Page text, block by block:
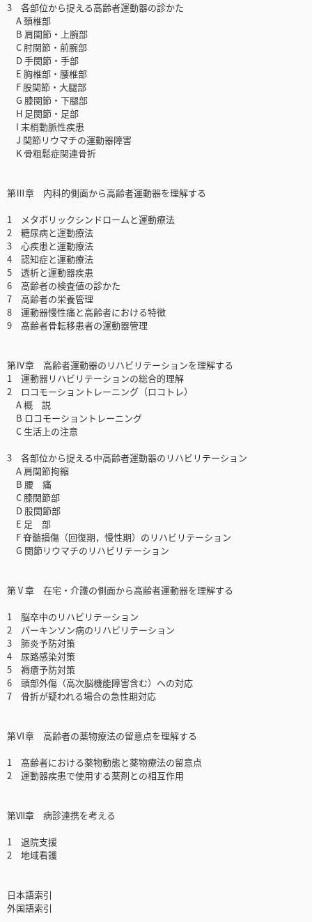
3 各部位から捉える高齢者運動器の診かた
A 頚椎部
B 肩関節・上腕部
C 肘関節・前腕部
D 手関節・手部
E 胸椎部・腰椎部
F 股関節・大腿部
G 膝関節・下腿部
H 足関節・足部
I 末梢動脈性疾患
J 関節リウマチの運動器障害
K 骨粗鬆症関連骨折
第Ⅲ章 内科的側面から高齢者運動器を理解する
1 メタボリックシンドロームと運動療法
2 糖尿病と運動療法
3 心疾患と運動療法
4 認知症と運動療法
5 透析と運動器疾患
6 高齢者の検査値の診かた
7 高齢者の栄養管理
8 運動器慢性痛と高齢者における特徴
9 高齢者骨転移患者の運動器管理
第Ⅳ章 高齢者運動器のリハビリテーションを理解する
1 運動器リハビリテーションの総合的理解
2 ロコモーショントレーニング（ロコトレ）
A 概 説
B ロコモーショントレーニング
C 生活上の注意
3 各部位から捉える中高齢者運動器のリハビリテーション
A 肩関節拘縮
B 腰 痛
C 膝関節部
D 股関節部
E 足 部
F 脊髄損傷（回復期，慢性期）のリハビリテーション
G 関節リウマチのリハビリテーション
第Ⅴ章 在宅・介護の側面から高齢者運動器を理解する
1 脳卒中のリハビリテーション
2 パーキンソン病のリハビリテーション
3 肺炎予防対策
4 尿路感染対策
5 褥瘡予防対策
6 頭部外傷（高次脳機能障害含む）への対応
7 骨折が疑われる場合の急性期対応
第Ⅵ章 高齢者の薬物療法の留意点を理解する
1 高齢者における薬物動態と薬物療法の留意点
2 運動器疾患で使用する薬剤との相互作用
第Ⅶ章 病診連携を考える
1 退院支援
2 地域看護
日本語索引
外国語索引